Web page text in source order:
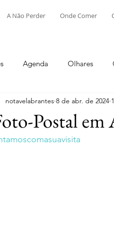
A Não Perder Onde Comer
Agenda Olhares
e Souto Alvega e
Pego Rio de Moinhos
Postal em
notavelabrantes 8 de abr. de 2024